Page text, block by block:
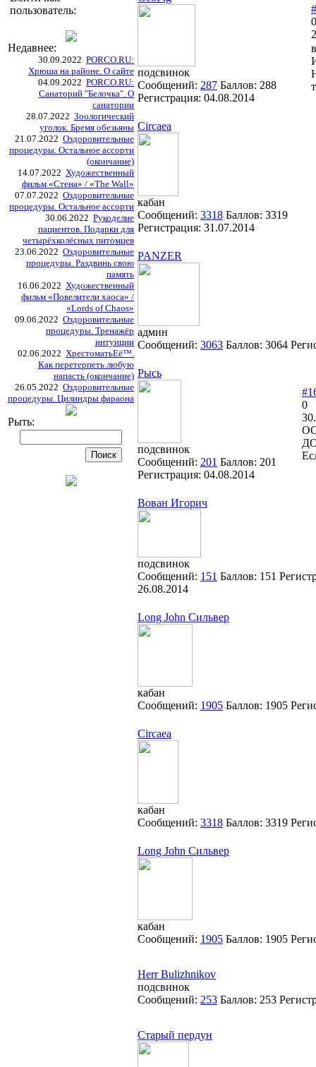
пользователь:
Недавнее:
30.09.2022 PORCO.RU:
Хрюша на районе. О сайте
04.09.2022 PORCO.RU:
Санаторий "Белочка". О
санатории
28.07.2022 Зоологический
уголок. Бремя обезьяны
21.07.2022 Оздоровительные
процедуры. Остальное ассорти
(окончание)
14.07.2022 Художественный
фильм «Стена» / «The Wall»
07.07.2022 Оздоровительные
процедуры. Остальное ассорти
30.06.2022 Рукоделие
пациентов. Подарки для
четырёхколёсных питомцев
23.06.2022 Оздоровительные
процедуры. Раздвинь свою
память
16.06.2022 Художественный
фильм «Повелители хаоса» /
«Lords of Chaos»
09.06.2022 Оздоровительные
процедуры. Тренажёр
интуиции
02.06.2022 ХрестоматьЕё™.
Как перетерпеть любую
напасть (окончание)
26.05.2022 Оздоровительные
процедуры. Цилиндры фараона
Рыть:
подсвинок
Сообщений: 287 Баллов: 288
Регистрация: 04.08.2014
0
Circaea
кабан
Сообщений: 3318 Баллов: 3319
Регистрация: 31.07.2014
PANZER
админ
Сообщений: 3063 Баллов: 3064
Рысь
подсвинок
Сообщений: 201 Баллов: 201
Регистрация: 04.08.2014
0
Вован Игорич
подсвинок
Сообщений: 151 Баллов: 151
26.08.2014
Long John Сильвер
кабан
Сообщений: 1905 Баллов: 1905
Circaea
кабан
Сообщений: 3318 Баллов: 3319
Long John Сильвер
кабан
Сообщений: 1905 Баллов: 1905
Herr Bulizhnikov
подсвинок
Сообщений: 253 Баллов: 253
Старый пердун